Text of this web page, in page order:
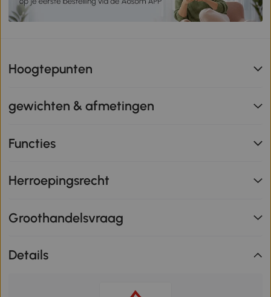
Hoogtepunten
gewichten & afmetingen
Functies
Herroepingsrecht
Groothandelsvraag
Details